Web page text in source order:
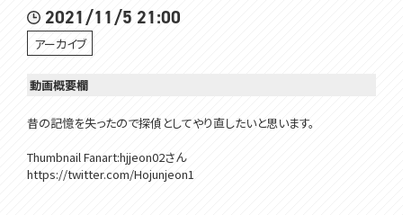
2021/11/5 21:00
アーカイブ
動画概要欄
昔の記憶を失ったので探偵としてやり直したいと思います。
Thumbnail Fanart:hjjeon02さん
https://twitter.com/Hojunjeon1